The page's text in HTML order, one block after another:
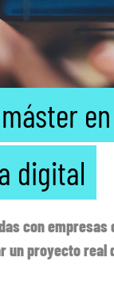
máster
digital
con empresas
un proyecto